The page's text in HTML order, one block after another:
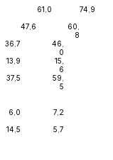
61,0
74,9
47,6
60,
8
36,7
46,
0
13,9
15,
6
37,5
59,
5
6,0
7,2
14,5
5,7